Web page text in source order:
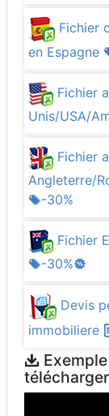
Fichier
en Espagne
Fichier
Unis/USA/
Fichier
Angleterre/
-30%
Fichier
-30%
Devis
immobiliere
télécharger